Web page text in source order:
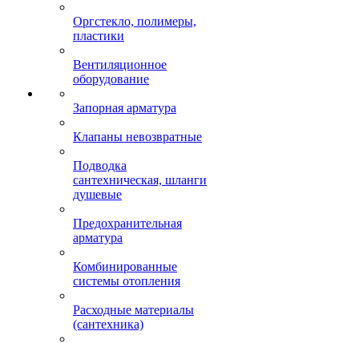
Оргстекло, полимеры,
пластики
Вентиляционное
оборудование
Запорная арматура
Клапаны невозвратные
Подводка
сантехническая, шланги
душевые
Предохранительная
арматура
Комбинированные
системы отопления
Расходные материалы
(сантехника)